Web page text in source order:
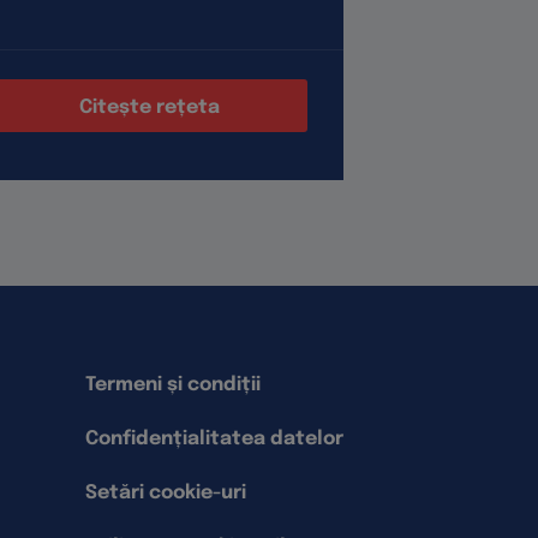
Citește rețeta
Termeni și condiții
Confidențialitatea datelor
Setări cookie-uri